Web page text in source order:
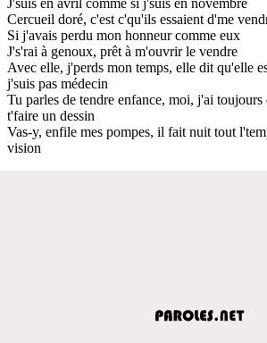
Cercueil doré, c'est c'qu'ils essaient d'me
Si j'avais perdu mon honneur comme eux
J's'rai à genoux, prêt à m'ouvrir le vendre
Avec elle, j'perds mon temps, elle dit qu'elle
j'suis pas médecin
Tu parles de tendre enfance, moi, j'ai toujours
t'faire un dessin
Vas-y, enfile mes pompes, il fait nuit tout
vision